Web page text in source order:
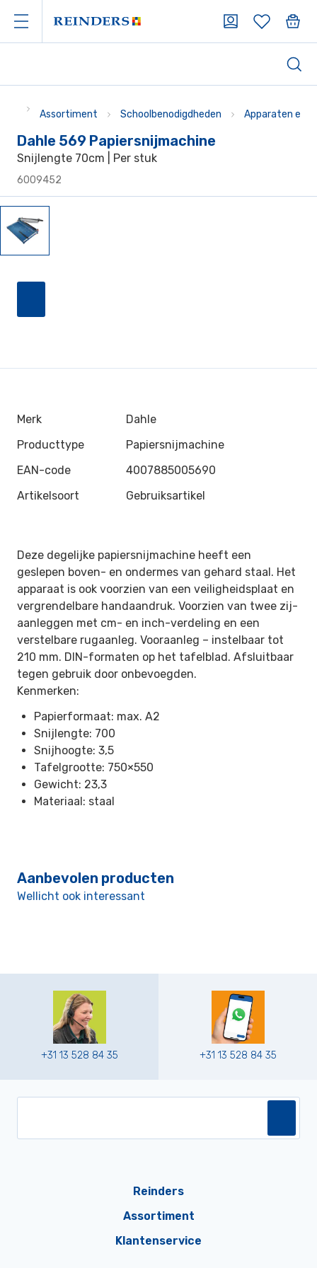
Assortiment Schoolbenodigdheden Apparaten en
Dahle 569 Papiersnijmachine
Snijlengte 70cm | Per stuk
6009452
Merk
Dahle
Producttype
Papiersnijmachine
EAN-code
4007885005690
Artikelsoort
Gebruiksartikel
Deze degelijke papiersnijmachine heeft een
geslepen boven- en ondermes van gehard staal. Het
apparaat is ook voorzien van een veiligheidsplaat en
vergrendelbare handaandruk. Voorzien van twee zij-
aanleggen met cm- en inch-verdeling en een
verstelbare rugaanleg. Vooraanleg – instelbaar tot
210 mm. DIN-formaten op het tafelblad. Afsluitbaar
tegen gebruik door onbevoegden.
Kenmerken:
Papierformaat: max. A2
Snijlengte: 700
Snijhoogte: 3,5
Tafelgrootte: 750×550
Gewicht: 23,3
Materiaal: staal
Aanbevolen producten
Wellicht ook interessant
+31 13 528 84 35 +31 13 528 84 35
Reinders
Assortiment
Klantenservice